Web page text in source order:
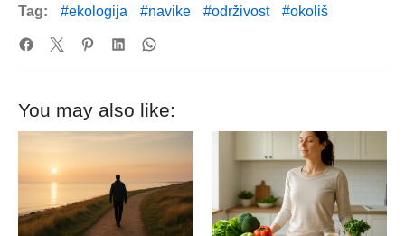
Tag: ekologija navike održivost okoliš
You may also like: